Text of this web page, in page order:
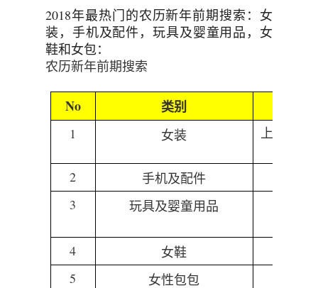
2018年最热门的农历新年前期搜索：女
装，手机及配件， 玩具及婴童用品 ， 女
鞋和女包：
农历新年前期搜索
No 类别
1 女装 上衣、
2 手机及配件
3 玩具及婴童用品
4 女鞋
5 女性包包